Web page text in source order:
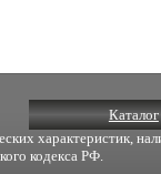
Каталог
характеристик,
кодекса РФ.